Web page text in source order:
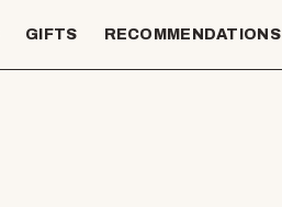
GIFTS RECOMMENDATIONS